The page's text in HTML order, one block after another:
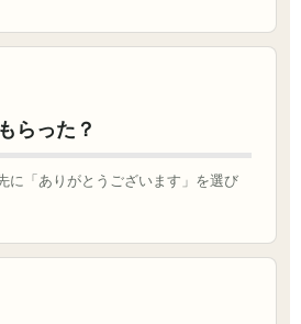
らった？
「ありがとうございます」を選び